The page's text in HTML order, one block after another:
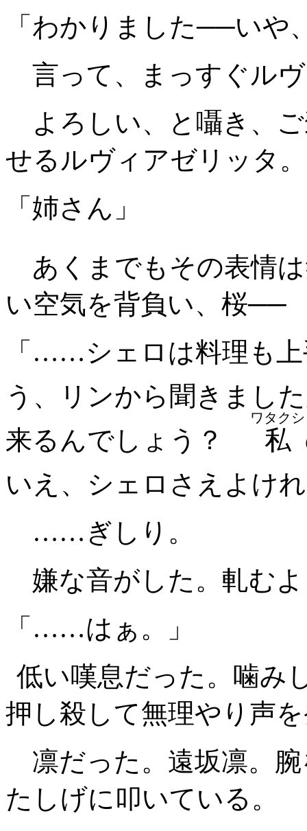
「わかりました──いや
言って、まっすぐル
よろしい、と囁き、
せるルヴィアゼリッタ。
「姉さん」
あくまでもその表情
い空気を背負い、桜──
「……シェロは料理も
う、リンから聞きまし
来るんでしょう？
私
ワタクシ
いえ、シェロさえよけ
……ぎしり。
嫌な音がした。軋む
「……はぁ。」
低い嘆息だった。噛み
押し殺して無理やり声
凛だった。遠坂凛。
たしげに叩いている。